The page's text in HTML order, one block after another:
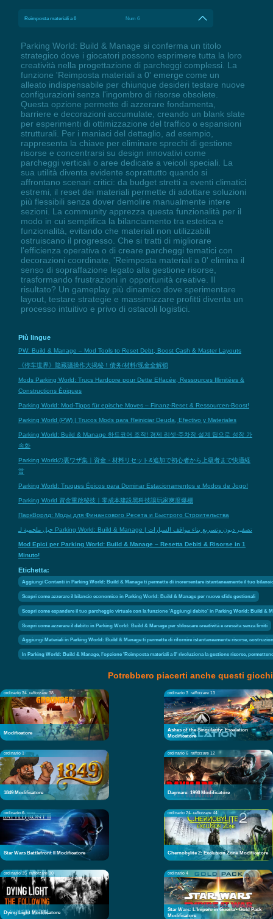
Reimposta materiali a 0 Num 6
Parking World: Build & Manage si conferma un titolo
strategico dove i giocatori possono esprimere tutta la loro
creatività nella progettazione di parcheggi complessi. La
funzione 'Reimposta materiali a 0' emerge come un
alleato indispensabile per chiunque desideri testare nuove
configurazioni senza l'ingombro di risorse obsolete.
Questa opzione permette di azzerare fondamenta,
barriere e decorazioni accumulate, creando un blank slate
per esperimenti di ottimizzazione del traffico o espansioni
strutturali. Per i maniaci del dettaglio, ad esempio,
rappresenta la chiave per eliminare sprechi di gestione
risorse e concentrarsi su design innovativi come
parcheggi verticali o aree dedicate a veicoli speciali. La
sua utilità diventa evidente soprattutto quando si
affrontano scenari critici: da budget stretti a eventi climatici
estremi, il reset dei materiali permette di adottare soluzioni
più flessibili senza dover demolire manualmente intere
sezioni. La community apprezza questa funzionalità per il
modo in cui semplifica la bilanciamento tra estetica e
funzionalità, evitando che materiali non utilizzabili
ostruiscano il progresso. Che si tratti di migliorare
l'efficienza operativa o di creare parcheggi tematici con
decorazioni coordinate, 'Reimposta materiali a 0' elimina il
senso di sopraffazione legato alla gestione risorse,
trasformando frustrazioni in opportunità creative. Il
risultato? Un gameplay più dinamico dove sperimentare
layout, testare strategie e massimizzare profitti diventa un
processo intuitivo e privo di ostacoli logistici.
Più lingue
PW: Build & Manage – Mod Tools to Reset Debt, Boost Cash & Master Layouts
《停车世界》隐藏骚操作大揭秘！债务/材料/现金全解锁
Mods Parking World: Trucs Hardcore pour Dette Effacée, Ressources Illimitées &
Constructions Épiques
Parking World: Mod-Tipps für epische Moves – Finanz-Reset & Ressourcen-Boost!
Parking World (PW) | Trucos Mods para Reiniciar Deuda, Efectivo y Materiales
Parking World: Build & Manage 하드코어 조작! 경제 리셋·주차장 설계 팁으로 성장 가
속화
Parking Worldの裏ワザ集｜資金・材料リセット&追加で初心者から上級者まで快適経
営
Parking World: Truques Épicos para Dominar Estacionamentos e Modos de Jogo!
Parking World 資金重啟秘技｜零成本建設黑科技讓玩家爽度爆棚
ПаркВорлд: Моды для Финансового Ресета и Быстрого Строительства
حيل ملحمية لـ Parking World: Build & Manage | تصفير ديون وتسريع بناء مواقف السيارات
Mod Epici per Parking World: Build & Manage – Resetta Debiti & Risorse in 1
Minuto!
Etichetta:
Aggiungi Contanti in Parking World: Build & Manage ti permette di incrementare istantaneamente il tuo
Scopri come azzerare il bilancio economico in Parking World: Build & Manage per nuove sfide gestionali
Scopri come espandere il tuo parcheggio virtuale con la funzione 'Aggiungi debito' in Parking World: Build &
Scopri come azzerare il debito in Parking World: Build & Manage per sbloccare creatività e crescita senza limiti
Aggiungi Materiali in Parking World: Build & Manage ti permette di rifornire istantaneamente risorse,
In Parking World: Build & Manage, l'opzione 'Reimposta materiali a 0' rivoluziona la gestione risorse,
Potrebbero piacerti anche questi giochi
ordinario 34 rafforzare 38
Modificatore
ordinario 3 rafforzare 13
Ashes of the Singularity: Escalation
Modificatore
ordinario 1
1849 Modificatore
ordinario 6 rafforzare 12
Daymare: 1998 Modificatore
ordinario 6
Star Wars Battlefront II Modificatore
ordinario 24 rafforzare 44
Chernobylite 2: Exclusion Zone Modificatore
ordinario 35 rafforzare 30
Dying Light Modificatore
ordinario 4
Star Wars: L'Impero in Guerra - Gold Pack
Modificatore